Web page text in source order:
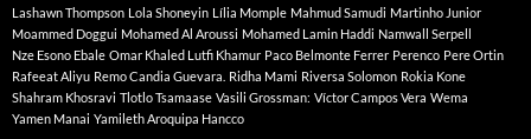
Lashawn Thompson Lola Shoneyin Lília Momple Mahmud Samudi Martinho Junior
Moammed Doggui Mohamed Al Aroussi Mohamed Lamin Haddi Namwall Serpell
Nze Esono Ebale Omar Khaled Lutfi Khamur Paco Belmonte Ferrer Perenco Pere Ortin
Rafeeat Aliyu Remo Candia Guevara. Ridha Mami Riversa Solomon Rokia Kone
Shahram Khosravi Tlotlo Tsamaase Vasili Grossman: Víctor Campos Vera Wema
Yamen Manai Yamileth Aroquipa Hancco